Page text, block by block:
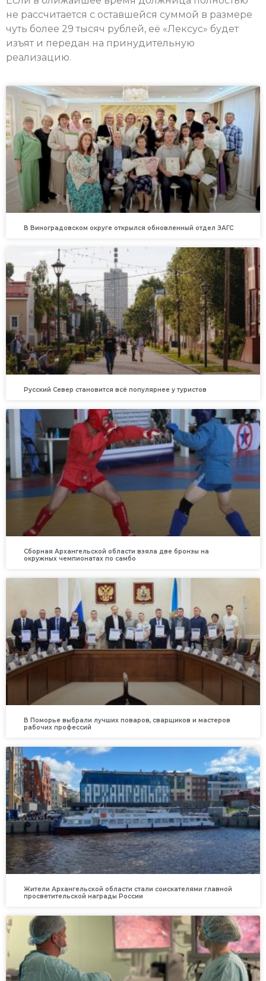
не рассчитается с оставшейся суммой в размере
чуть более 29 тысяч рублей, её «Лексус» будет
изъят и передан на принудительную
реализацию.
В Виноградовском округе открылся обновленный отдел ЗАГС
Русский Север становится всё популярнее у туристов
Сборная Архангельской области взяла две бронзы на
окружных чемпионатах по самбо
В Поморье выбрали лучших поваров, сварщиков и мастеров
рабочих профессий
Жители Архангельской области стали соискателями главной
просветительской награды России